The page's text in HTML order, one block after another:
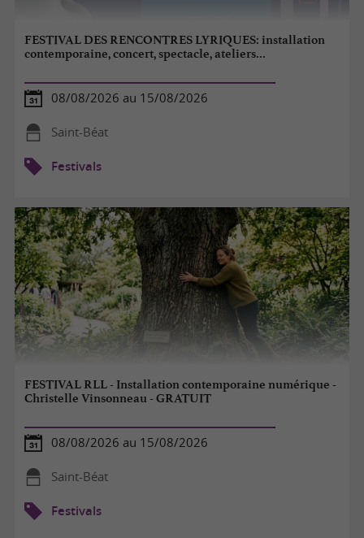
FESTIVAL DES RENCONTRES LYRIQUES: installation
contemporaine, concert, spectacle, ateliers...
08/08/2026 au 15/08/2026
Saint-Béat
Festivals
FESTIVAL RLL - Installation contemporaine numérique -
Christelle Vinsonneau - GRATUIT
08/08/2026 au 15/08/2026
Saint-Béat
Festivals